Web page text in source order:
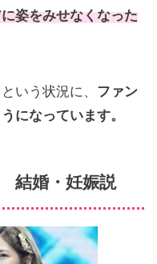
姿をみせなくなった
いう状況に、 ファン
になっています。
結婚・妊娠説